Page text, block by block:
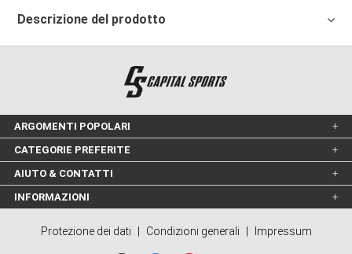
Descrizione del prodotto
ARGOMENTI POPOLARI
CATEGORIE PREFERITE
AIUTO & CONTATTI
INFORMAZIONI
Protezione dei dati Condizioni generali Impressum